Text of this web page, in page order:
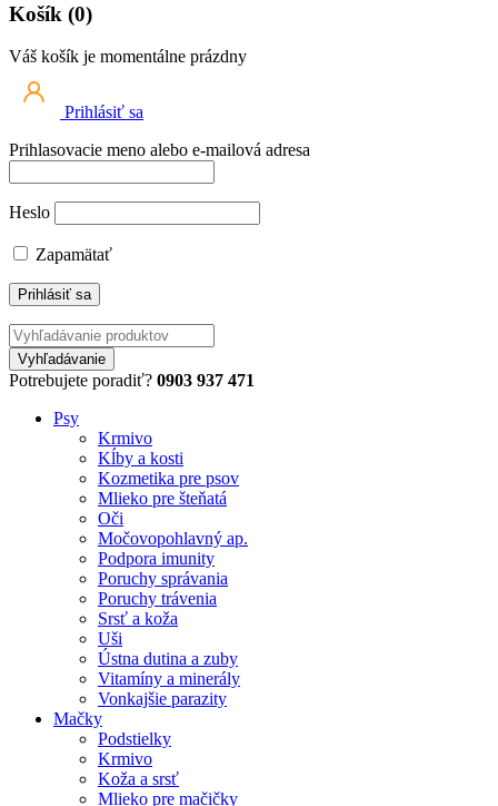
Košík (0)
Váš košík je momentálne prázdny
Prihlásiť sa
Prihlasovacie meno alebo e-mailová adresa
Heslo
Zapamätať
Potrebujete poradiť? 0903 937 471
Psy
Krmivo
Kĺby a kosti
Kozmetika pre psov
Mlieko pre šteňatá
Oči
Močovopohlavný ap.
Podpora imunity
Poruchy správania
Poruchy trávenia
Srsť a koža
Uši
Ústna dutina a zuby
Vitamíny a minerály
Vonkajšie parazity
Mačky
Podstielky
Krmivo
Koža a srsť
Mlieko pre mačičky